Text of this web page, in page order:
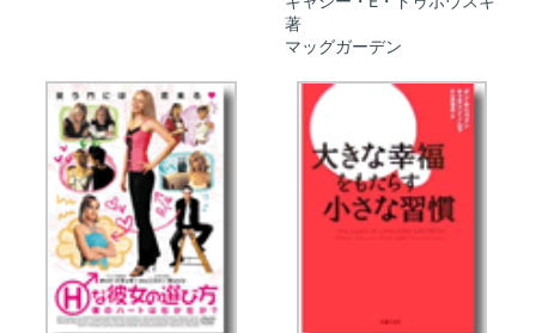
著
マッグガーデン